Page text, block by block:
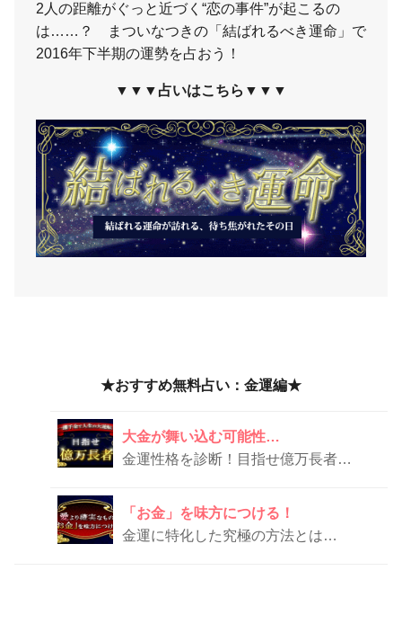
2人の距離がぐっと近づく“恋の事件”が起こるの
は……？ まついなつきの「結ばれるべき運命」で
2016年下半期の運勢を占おう！
▼▼▼占いはこちら▼▼▼
★おすすめ無料占い：金運編★
大金が舞い込む可能性…
金運性格を診断！目指せ億万長者、あなたは何タイプ？
「お金」を味方につける！
金運に特化した究極の方法とは…